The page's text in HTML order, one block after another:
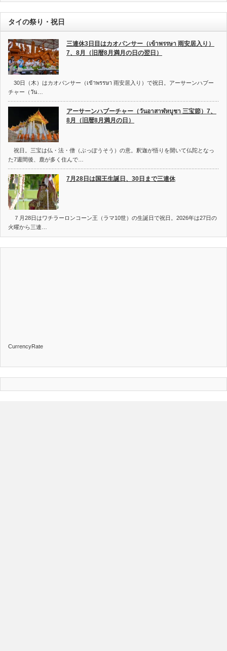
タイの祭り・祝日
三連休3日目はカオパンサー（เข้าพรรษา 雨安居入り）
7、8月（旧暦8月満月の日の翌日）
30日（木）はカオパンサー（เข้าพรรษา 雨安居入り）で祝日。アーサーンハブー
チャー（วัน…
アーサーンハブーチャー（วันอาสาฬหบูชา 三宝節）7、
8月（旧暦8月満月の日）
祝日。三宝は仏・法・僧（ぶっぽうそう）の意。釈迦が悟りを開いて仏陀となっ
た7週間後、鹿が多く住んで…
7月28日は国王生誕日、30日まで三連休
７月28日はワチラーロンコーン王（ラマ10世）の生誕日で祝日。2026年は27日の
火曜から三連…
CurrencyRate